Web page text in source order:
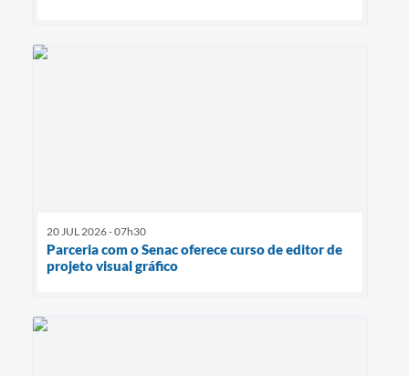
20 JUL 2026 - 07h30
Parceria com o Senac oferece curso de editor de
projeto visual gráfico